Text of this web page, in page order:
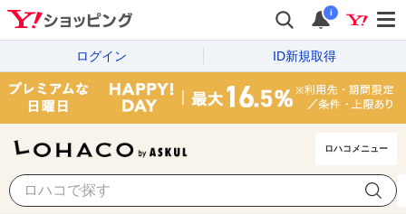
i
ログイン ID新規取得
ロハコメニュー